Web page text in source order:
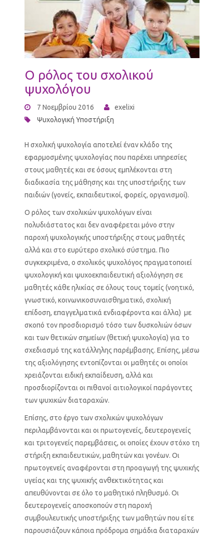
Ο ρόλος του σχολικού
ψυχολόγου
7 Νοεμβρίου 2016
exelixi
Ψυχολογική Υποστήριξη
Η σχολική ψυχολογία αποτελεί έναν κλάδο της
εφαρμοσμένης ψυχολογίας που παρέχει υπηρεσίες
στους μαθητές και σε όσους εμπλέκονται στη
διαδικασία της μάθησης και της υποστήριξης των
παιδιών (γονείς, εκπαιδευτικοί, φορείς, οργανισμοί).
Ο ρόλος των σχολικών ψυχολόγων είναι
πολυδιάστατος και δεν αναφέρεται μόνο στην
παροχή ψυχολογικής υποστήριξης στους μαθητές
αλλά και στο ευρύτερο σχολικό σύστημα. Πιο
συγκεκριμένα, ο σχολικός ψυχολόγος πραγματοποιεί
ψυχολογική και ψυχοεκπαιδευτική αξιολόγηση σε
μαθητές κάθε ηλικίας σε όλους τους τομείς (νοητικό,
γνωστικό, κοινωνικoσυναισθηματικό, σχολική
επίδοση, επαγγελματικά ενδιαφέροντα και άλλα) με
σκοπό τον προσδιορισμό τόσο των δυσκολιών όσων
και των θετικών σημείων (θετική ψυχολογία) για το
σχεδιασμό της κατάλληλης παρέμβασης. Επίσης, μέσω
της αξιολόγησης εντοπίζονται οι μαθητές οι οποίοι
χρειάζονται ειδική εκπαίδευση, αλλά και
προσδιορίζονται οι πιθανοί αιτιολογικοί παράγοντες
των ψυχικών διαταραχών.
Επίσης, στο έργο των σχολικών ψυχολόγων
περιλαμβάνονται και οι πρωτογενείς, δευτερογενείς
και τριτογενείς παρεμβάσεις, οι οποίες έχουν στόχο τη
στήριξη εκπαιδευτικών, μαθητών και γονέων. Οι
πρωτογενείς αναφέρονται στη προαγωγή της ψυχικής
υγείας και της ψυχικής ανθεκτικότητας και
απευθύνονται σε όλο το μαθητικό πληθυσμό. Οι
δευτερογενείς αποσκοπούν στη παροχή
συμβουλευτικής υποστήριξης των μαθητών που είτε
παρουσιάζουν κάποια πρόδρομα σημάδια διαταραχών